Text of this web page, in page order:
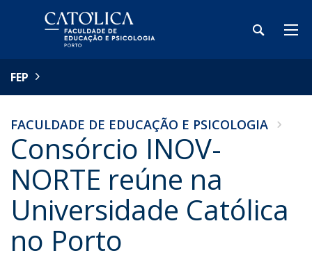
FEP
FACULDADE DE EDUCAÇÃO E PSICOLOGIA
Consórcio INOV-
NORTE reúne na
Universidade Católica
no Porto